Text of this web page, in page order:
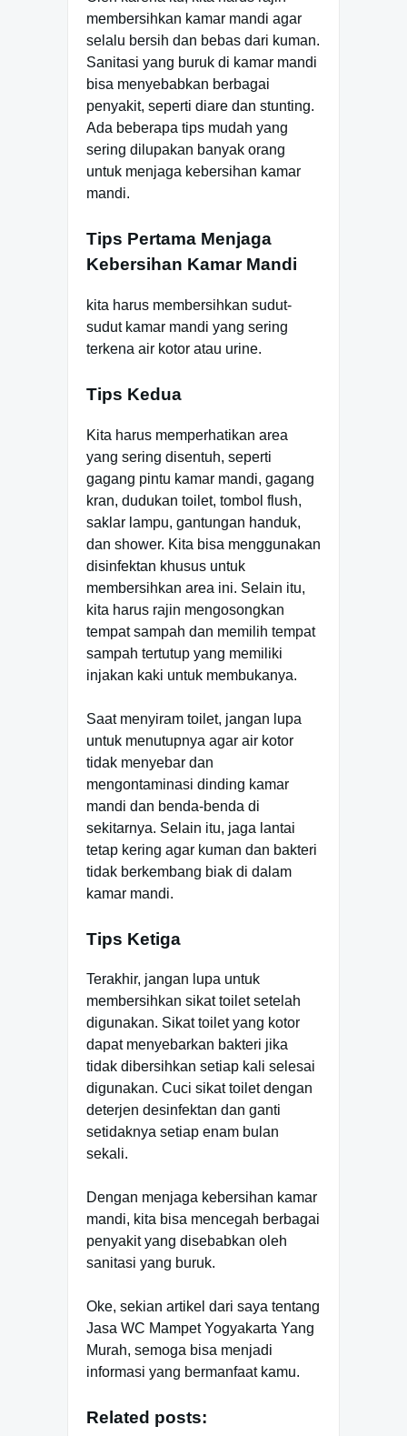
membersihkan kamar mandi agar
selalu bersih dan bebas dari kuman.
Sanitasi yang buruk di kamar mandi
bisa menyebabkan berbagai
penyakit, seperti diare dan stunting.
Ada beberapa tips mudah yang
sering dilupakan banyak orang
untuk menjaga kebersihan kamar
mandi.
Tips Pertama Menjaga
Kebersihan Kamar Mandi
kita harus membersihkan sudut-
sudut kamar mandi yang sering
terkena air kotor atau urine.
Tips Kedua
Kita harus memperhatikan area
yang sering disentuh, seperti
gagang pintu kamar mandi, gagang
kran, dudukan toilet, tombol flush,
saklar lampu, gantungan handuk,
dan shower. Kita bisa menggunakan
disinfektan khusus untuk
membersihkan area ini. Selain itu,
kita harus rajin mengosongkan
tempat sampah dan memilih tempat
sampah tertutup yang memiliki
injakan kaki untuk membukanya.
Saat menyiram toilet, jangan lupa
untuk menutupnya agar air kotor
tidak menyebar dan
mengontaminasi dinding kamar
mandi dan benda-benda di
sekitarnya. Selain itu, jaga lantai
tetap kering agar kuman dan bakteri
tidak berkembang biak di dalam
kamar mandi.
Tips Ketiga
Terakhir, jangan lupa untuk
membersihkan sikat toilet setelah
digunakan. Sikat toilet yang kotor
dapat menyebarkan bakteri jika
tidak dibersihkan setiap kali selesai
digunakan. Cuci sikat toilet dengan
deterjen desinfektan dan ganti
setidaknya setiap enam bulan
sekali.
Dengan menjaga kebersihan kamar
mandi, kita bisa mencegah berbagai
penyakit yang disebabkan oleh
sanitasi yang buruk.
Oke, sekian artikel dari saya tentang
Jasa WC Mampet Yogyakarta Yang
Murah, semoga bisa menjadi
informasi yang bermanfaat kamu.
Related posts: